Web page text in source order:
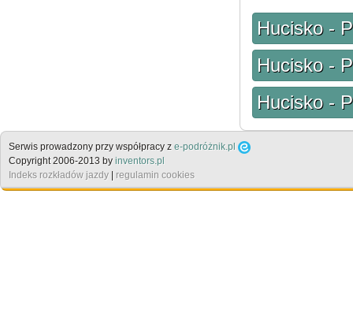
Hucisko -
Hucisko -
Hucisko -
Serwis prowadzony przy współpracy z e-podróżnik.pl
Copyright 2006-2013 by inventors.pl
Indeks rozkładów jazdy
regulamin cookies